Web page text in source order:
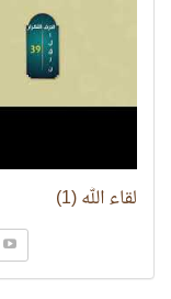
لقاء الله (1)